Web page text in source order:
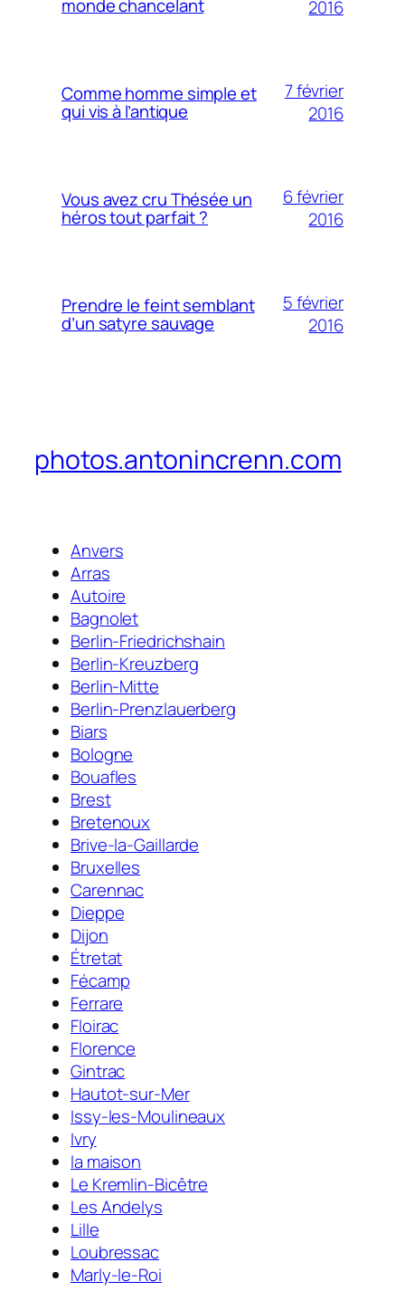
monde chancelant
2016
Comme homme simple et
qui vis à l’antique
7 février
2016
Vous avez cru Thésée un
héros tout parfait ?
6 février
2016
Prendre le feint semblant
d’un satyre sauvage
5 février
2016
photos.antonincrenn.com
Anvers
Arras
Autoire
Bagnolet
Berlin-Friedrichshain
Berlin-Kreuzberg
Berlin-Mitte
Berlin-Prenzlauerberg
Biars
Bologne
Bouafles
Brest
Bretenoux
Brive-la-Gaillarde
Bruxelles
Carennac
Dieppe
Dijon
Étretat
Fécamp
Ferrare
Floirac
Florence
Gintrac
Hautot-sur-Mer
Issy-les-Moulineaux
Ivry
la maison
Le Kremlin-Bicêtre
Les Andelys
Lille
Loubressac
Marly-le-Roi